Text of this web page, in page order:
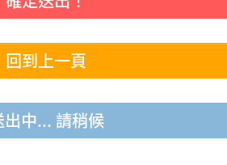
回到上一頁
出中... 請稍候